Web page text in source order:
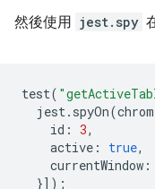
然後使用 jest.spy
test(
jest. spyOn(
id : 3,
active : true,
currentWindow :
}]);